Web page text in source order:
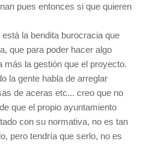
pues entonces si que quieren
está la bendita burocracia que
que para poder hacer algo
más la gestión que el proyecto.
la gente habla de arreglar
de aceras etc... creo que no
que el propio ayuntamiento
con su normativa, no es tan
pero tendría que serlo, no es